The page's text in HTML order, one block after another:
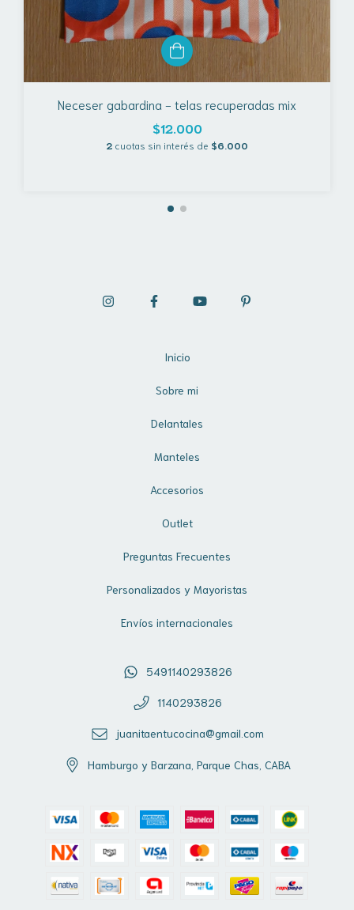
Neceser gabardina - telas recuperadas mix
$12.000
2 cuotas sin interés de $6.000
Inicio
Sobre mi
Delantales
Manteles
Accesorios
Outlet
Preguntas Frecuentes
Personalizados y Mayoristas
Envíos internacionales
5491140293826
1140293826
juanitaentucocina@gmail.com
Hamburgo y Barzana, Parque Chas, CABA